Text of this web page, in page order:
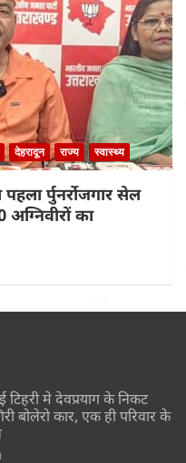
देहरादून राज्य स्वास्थ्य
र्पुनर्रोजगार सेल
का
मे देवप्रयाग के निकट
बोलेरो कार, एक ही परिवार के